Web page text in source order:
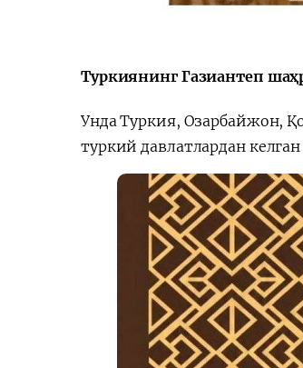
宪法改革
Туркиянинг Газиантеп
Унда Туркия, Озарбайжон,
туркий давлатлардан